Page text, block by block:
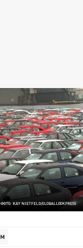
ФОТО: KAY NIETFELD/GLOBALLOOKPRESS